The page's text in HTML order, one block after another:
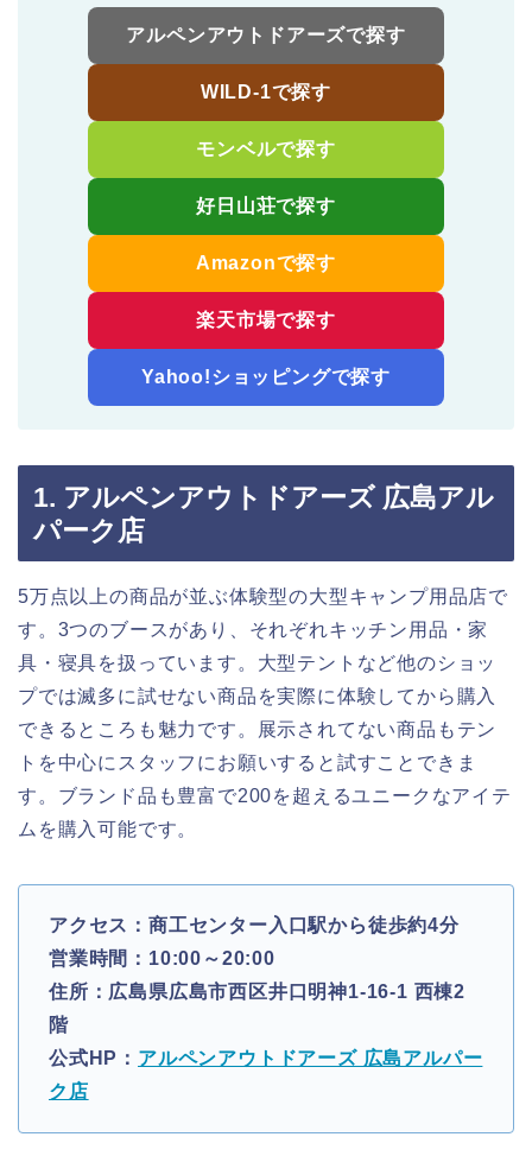
アルペンアウトドアーズで探す
WILD-1で探す
モンベルで探す
好日山荘で探す
Amazonで探す
楽天市場で探す
Yahoo!ショッピングで探す
1. アルペンアウトドアーズ 広島アル
パーク店
5万点以上の商品が並ぶ体験型の大型キャンプ用品店で
す。3つのブースがあり、それぞれキッチン用品・家
具・寝具を扱っています。大型テントなど他のショッ
プでは滅多に試せない商品を実際に体験してから購入
できるところも魅力です。展示されてない商品もテン
トを中心にスタッフにお願いすると試すことできま
す。ブランド品も豊富で200を超えるユニークなアイテ
ムを購入可能です。
アクセス：商工センター入口駅から徒歩約4分
営業時間：10:00～20:00
住所：広島県広島市西区井口明神1-16-1 西棟2
階
公式HP： アルペンアウトドアーズ 広島アルパー
ク店